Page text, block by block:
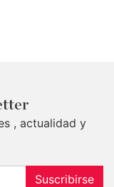
, actualidad y
Suscribirse